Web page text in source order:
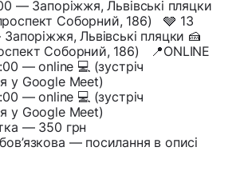
— Запоріжжя, Львівські пляцки
Соборний, 186) 🩶 13
Львівські пляцки 🍰
Соборний, 186) 📍ONLINE
— online 💻 (зустріч
у Google Meet)
— online 💻 (зустріч
у Google Meet)
— 350 грн
— посилання в описі